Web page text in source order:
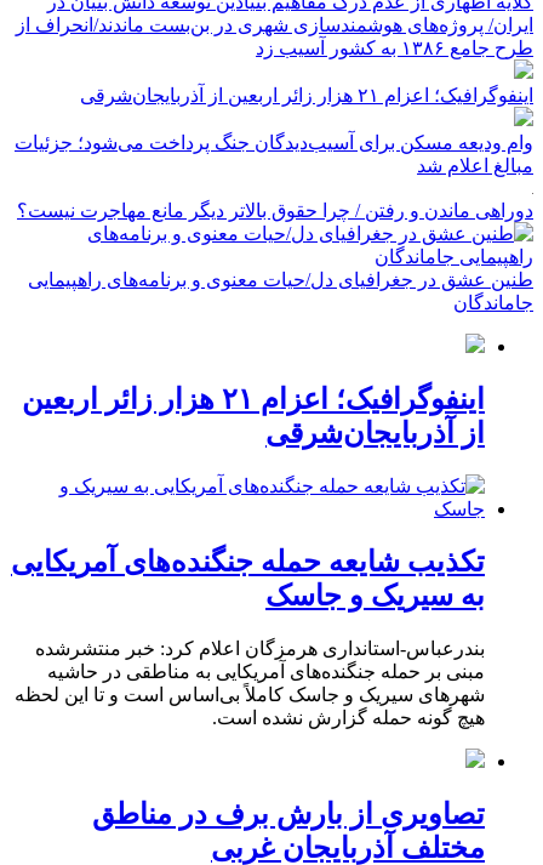
ایران/ پروژه‌های هوشمندسازی شهری در بن‌بست ماندند/انحراف از
طرح جامع ۱۳۸۶ به کشور آسیب زد
اینفوگرافیک؛ اعزام ۲۱ هزار زائر اربعین از آذربایجان‌شرقی
وام ودیعه مسکن برای آسیب‌دیدگان جنگ پرداخت می‌شود؛ جزئیات
مبالغ اعلام شد
دوراهی ماندن و رفتن / چرا حقوق بالاتر دیگر مانع مهاجرت نیست؟
طنین عشق در جغرافیای دل/حیات معنوی و برنامه‌های راهپیمایی
جاماندگان
اینفوگرافیک؛ اعزام ۲۱ هزار زائر اربعین
از آذربایجان‌شرقی
تکذیب شایعه حمله جنگنده‌های آمریکایی
به سیریک و جاسک
بندرعباس-استانداری هرمزگان اعلام کرد: خبر منتشرشده
مبنی بر حمله جنگنده‌های آمریکایی به مناطقی در حاشیه
شهرهای سیریک و جاسک کاملاً بی‌اساس است و تا این لحظه
هیچ گونه حمله گزارش نشده است.
تصاویری از بارش برف در مناطق
مختلف آذربایجان غربی